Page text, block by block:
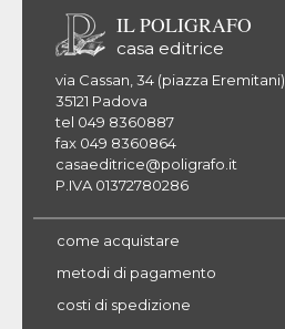
IL POLIGRAFO
casa editrice
via Cassan, 34 (piazza Eremitani)
35121 Padova
tel 049 8360887
fax 049 8360864
casaeditrice@poligrafo.it
P.IVA 01372780286
come acquistare
metodi di pagamento
costi di spedizione